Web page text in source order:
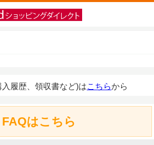
履歴、領収書など)はこちらから
FAQはこちら